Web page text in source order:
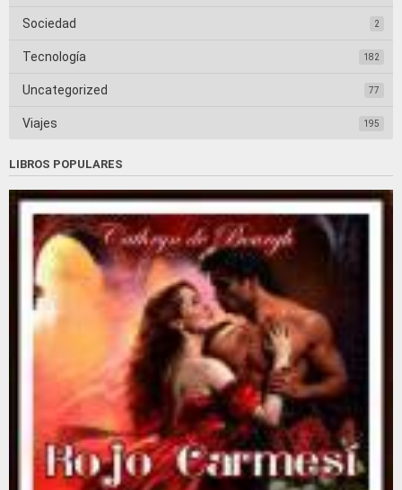
Sociedad 2
Tecnología 182
Uncategorized 77
Viajes 195
LIBROS POPULARES